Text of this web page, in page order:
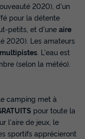
Figuerolles 3
€ -33%
2020), d'un
pour la détente
petits, et d'une aire
2020). Les amateurs
. L'eau est
(selon la météo).
camping met à
pour toute la
l'aire de jeux, le
sportifs apprécieront